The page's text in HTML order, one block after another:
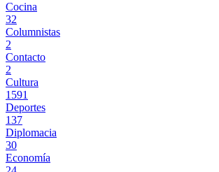
Cocina
32
Columnistas
2
Contacto
2
Cultura
1591
Deportes
137
Diplomacia
30
Economía